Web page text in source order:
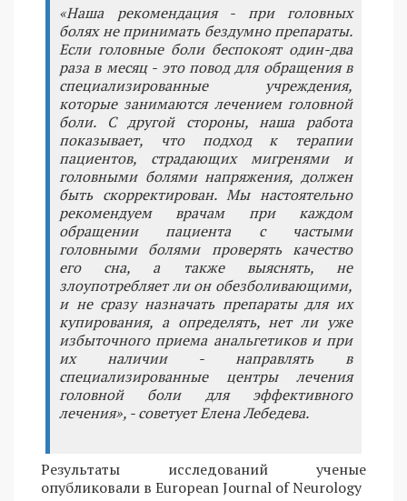
«Наша рекомендация - при головных
болях не принимать бездумно препараты.
Если головные боли беспокоят один-два
раза в месяц - это повод для обращения в
специализированные учреждения,
которые занимаются лечением головной
боли. С другой стороны, наша работа
показывает, что подход к терапии
пациентов, страдающих мигренями и
головными болями напряжения, должен
быть скорректирован. Мы настоятельно
рекомендуем врачам при каждом
обращении пациента с частыми
головными болями проверять качество
его сна, а также выяснять, не
злоупотребляет ли он обезболивающими,
и не сразу назначать препараты для их
купирования, а определять, нет ли уже
избыточного приема анальгетиков и при
их наличии - направлять в
специализированные центры лечения
головной боли для эффективного
лечения», - советует Елена Лебедева.
Результаты исследований ученые
опубликовали в European Journal of Neurology